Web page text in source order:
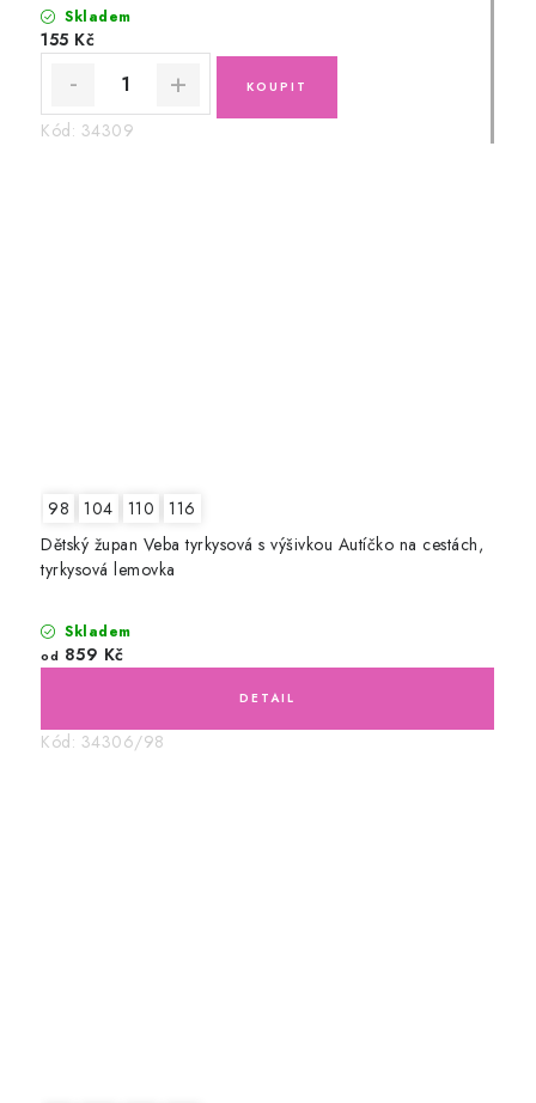
Skladem
155 Kč
Kód: 34309
98 104 110
116
Dětský župan Veba tyrkysová s výšivkou Autíčko na cestách,
tyrkysová lemovka
Skladem
od 859 Kč
Kód: 34306/98